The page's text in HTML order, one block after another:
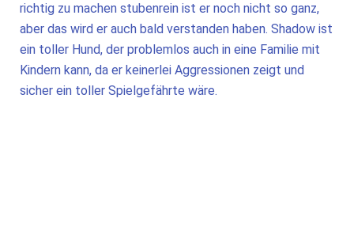
richtig zu machen stubenrein ist er noch nicht so ganz,
aber das wird er auch bald verstanden haben. Shadow ist
ein toller Hund, der problemlos auch in eine Familie mit
Kindern kann, da er keinerlei Aggressionen zeigt und
sicher ein toller Spielgefährte wäre.